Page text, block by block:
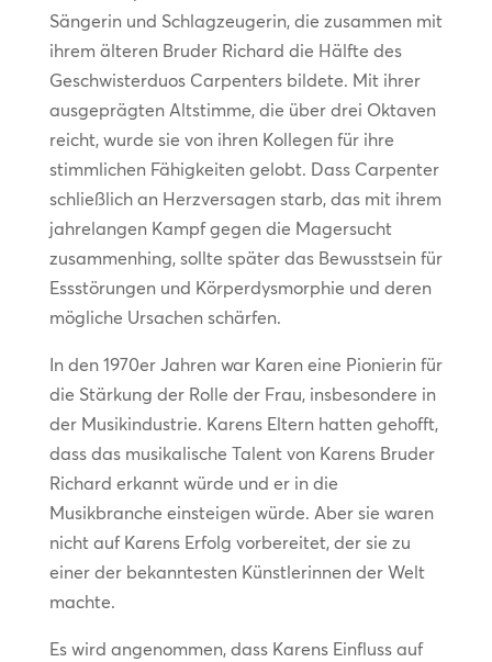
Sängerin und Schlagzeugerin, die zusammen mit
ihrem älteren Bruder Richard die Hälfte des
Geschwisterduos Carpenters bildete. Mit ihrer
ausgeprägten Altstimme, die über drei Oktaven
reicht, wurde sie von ihren Kollegen für ihre
stimmlichen Fähigkeiten gelobt. Dass Carpenter
schließlich an Herzversagen starb, das mit ihrem
jahrelangen Kampf gegen die Magersucht
zusammenhing, sollte später das Bewusstsein für
Essstörungen und Körperdysmorphie und deren
mögliche Ursachen schärfen.
In den 1970er Jahren war Karen eine Pionierin für
die Stärkung der Rolle der Frau, insbesondere in
der Musikindustrie. Karens Eltern hatten gehofft,
dass das musikalische Talent von Karens Bruder
Richard erkannt würde und er in die
Musikbranche einsteigen würde. Aber sie waren
nicht auf Karens Erfolg vorbereitet, der sie zu
einer der bekanntesten Künstlerinnen der Welt
machte.
Es wird angenommen, dass Karens Einfluss auf